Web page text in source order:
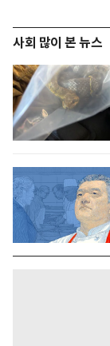
사회 많이 본 뉴스